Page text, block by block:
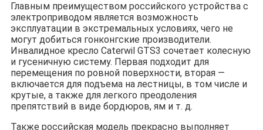
Главным преимуществом российского устройства с
электроприводом является возможность
эксплуатации в экстремальных условиях, чего не
могут добиться гонконгские производители.
Инвалидное кресло Caterwil GTS3 сочетает колесную
и гусеничную систему. Первая подходит для
перемещения по ровной поверхности, вторая —
включается для подъема на лестницы, в том числе и
крутые, а также для легкого преодоления
препятствий в виде бордюров, ям и т. д.
Также российская модель прекрасно выполняет